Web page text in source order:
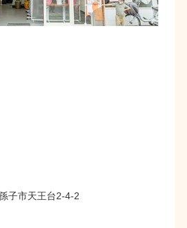
子市天王台2-4-2